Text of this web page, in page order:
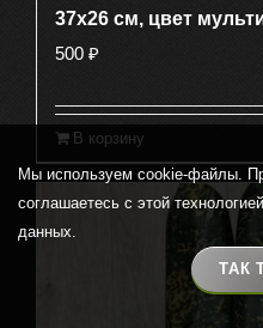
37х26 см, цвет
500 ₽
В корзину
Мы используем cookie-файлы.
соглашаетесь с этой
данных.
ТАК